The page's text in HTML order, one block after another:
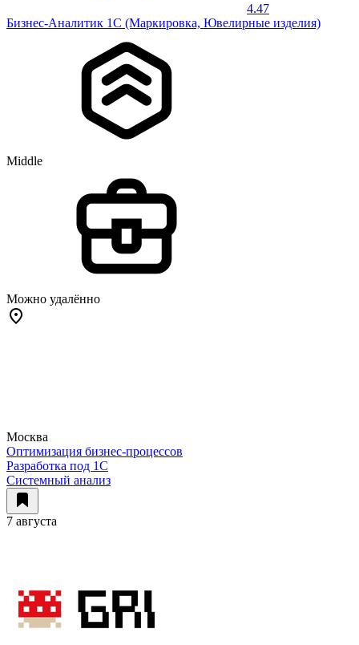
4.47
Бизнес-Аналитик 1С (Маркировка, Ювелирные изделия)
Middle
Можно удалённо
Москва
Оптимизация бизнес-процессов
Разработка под 1С
Системный анализ
7 августа